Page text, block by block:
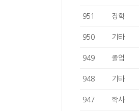
951 장학
950 기타
949 졸업
948 기타
947 학사